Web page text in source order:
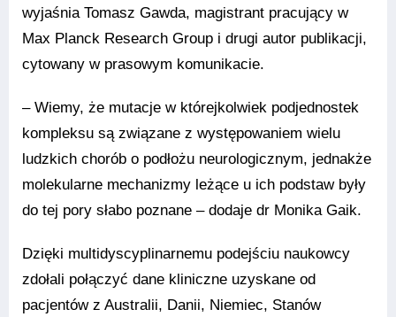
wyjaśnia Tomasz Gawda, magistrant pracujący w
Max Planck Research Group i drugi autor publikacji,
cytowany w prasowym komunikacie.
– Wiemy, że mutacje w którejkolwiek podjednostek
kompleksu są związane z występowaniem wielu
ludzkich chorób o podłożu neurologicznym, jednakże
molekularne mechanizmy leżące u ich podstaw były
do tej pory słabo poznane – dodaje dr Monika Gaik.
Dzięki multidyscyplinarnemu podejściu naukowcy
zdołali połączyć dane kliniczne uzyskane od
pacjentów z Australii, Danii, Niemiec, Stanów